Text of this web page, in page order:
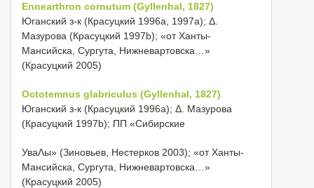
Ennearthron cornutum (Gyllenhal, 1827)
Юганский з-к (Красуцкий 1996а, 1997а); Δ.
Мазурова (Красуцкий 1997b); «от Ханты-
Мансийска, Сургута, Нижневартовска…»
(Красуцкий 2005)
Octotemnus glabriculus (Gyllenhal, 1827)
Юганский з-к (Красуцкий 1996а); Δ. Мазурова
(Красуцкий 1997b); ПП «Сибирские
УваΛы» (Зиновьев, Нестерков 2003); «от Ханты-
Мансийска, Сургута, Нижневартовска…»
(Красуцкий 2005)